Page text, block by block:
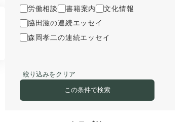
労働相談
書籍案内
文化情報
脇田滋の連続エッセイ
森岡孝二の連続エッセイ
絞り込みをクリア
この条件で検索